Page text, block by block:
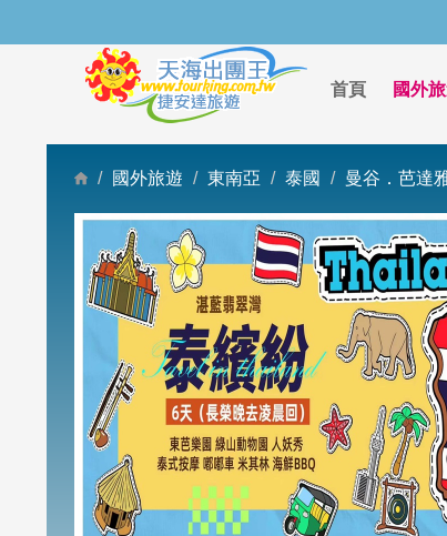
首頁 國外
國外旅遊 東南亞 泰國 曼谷．芭達